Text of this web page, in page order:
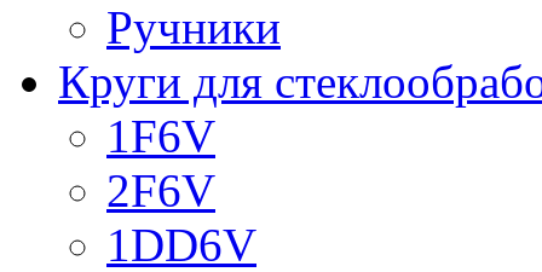
Ручники
Круги для
1F6V
2F6V
1DD6V